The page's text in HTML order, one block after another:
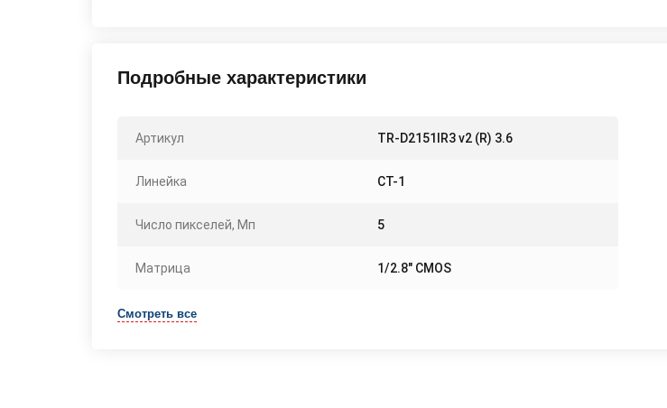
Подробные характеристики
Артикул TR-D2151IR3 v2 (R) 3.6
Линейка СТ-1
Число пикселей, Мп 5
Матрица 1/2.8" CMOS
Смотреть все